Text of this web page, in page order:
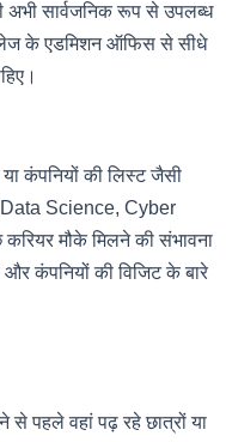
अभी सार्वजनिक रूप से उपलब्ध
के एडमिशन ऑफिस से सीधे
कंपनियों की लिस्ट जैसी
Data Science, Cyber
मौके मिलने की संभावना
और कंपनियों की विजिट के बारे
से पहले वहां पढ़ रहे छात्रों या